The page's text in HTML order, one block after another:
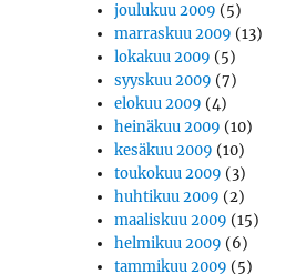
joulukuu 2009 (5)
marraskuu 2009 (13)
lokakuu 2009 (5)
syyskuu 2009 (7)
elokuu 2009 (4)
heinäkuu 2009 (10)
kesäkuu 2009 (10)
toukokuu 2009 (3)
huhtikuu 2009 (2)
maaliskuu 2009 (15)
helmikuu 2009 (6)
tammikuu 2009 (5)